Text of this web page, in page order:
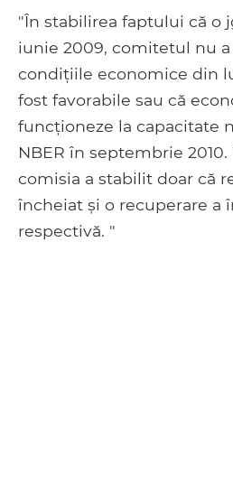
"În stabilirea faptului că o
iunie 2009, comitetul nu
condițiile economice din
fost favorabile sau că
funcționeze la capacitate
NBER în septembrie
comisia a stabilit doar că
încheiat și o recuperare a
respectivă. "